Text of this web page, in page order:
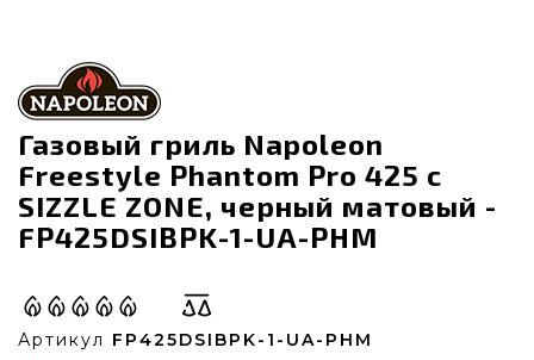
Газовый гриль Napoleon
Freestyle Phantom Pro 425 с
SIZZLE ZONE, черный матовый -
FP425DSIBPK-1-UA-PHM
Артикул FP425DSIBPK-1-UA-PHM